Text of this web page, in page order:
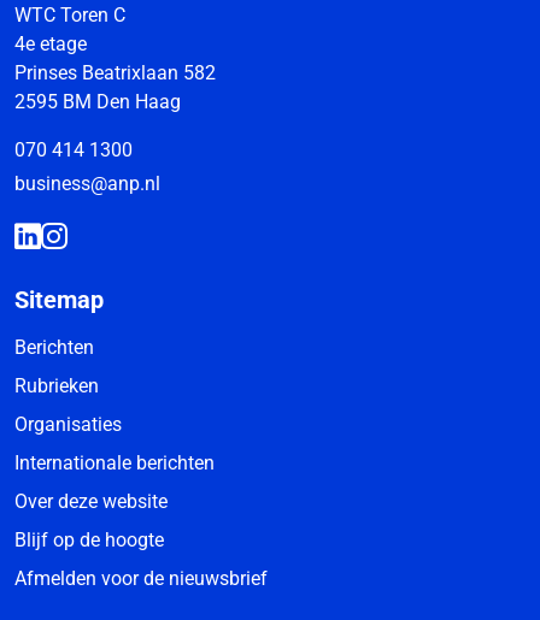
WTC Toren C
4e etage
Prinses Beatrixlaan 582
2595 BM Den Haag
070 414 1300
business@anp.nl
Sitemap
Berichten
Rubrieken
Organisaties
Internationale berichten
Over deze website
Blijf op de hoogte
Afmelden voor de nieuwsbrief